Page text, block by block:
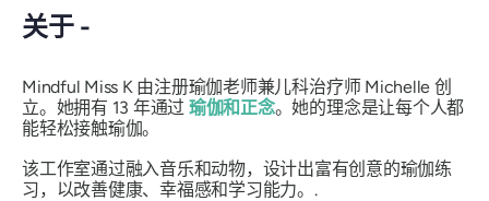
关于 -
Mindful Miss K 由注册瑜伽老师兼儿科治疗师 Michelle 创
立。她拥有 13 年通过 瑜伽和正念。她的理念是让每个人都
能轻松接触瑜伽。
该工作室通过融入音乐和动物，设计出富有创意的瑜伽练
习，以改善健康、幸福感和学习能力。.